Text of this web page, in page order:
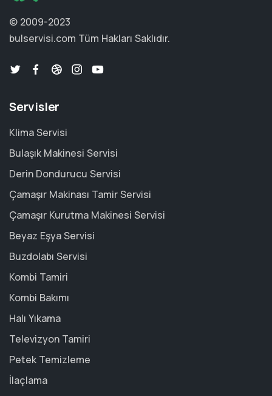
© 2009-2023
bulservisi.com Tüm Hakları Saklıdır.
Servisler
Klima Servisi
Bulaşık Makinesi Servisi
Derin Dondurucu Servisi
Çamaşır Makinası Tamir Servisi
Çamaşır Kurutma Makinesi Servisi
Beyaz Eşya Servisi
Buzdolabı Servisi
Kombi Tamiri
Kombi Bakımı
Halı Yıkama
Televizyon Tamiri
Petek Temizleme
İlaçlama